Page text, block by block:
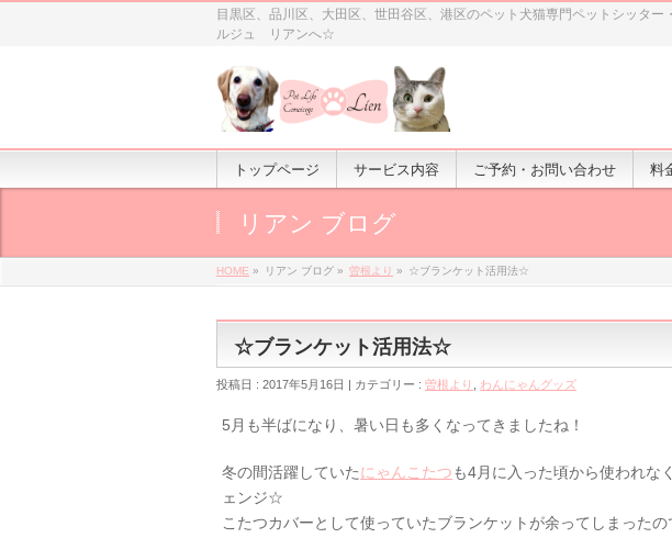
目黒区、品川区、大田区、世田谷区、港区のペット犬猫専門ペットシッタ
ルジュ リアンへ☆
トップページ サービス内容 ご予約・お問い合わせ 料
リアン ブログ
HOME » リアン ブログ » 曽根より » ☆ブランケット活用法☆
☆ブランケット活用法☆
投稿日 : 2017年5月16日 | カテゴリー : 曽根より わんにゃんグッズ
5月も半ばになり、暑い日も多くなってきましたね！
冬の間活躍していたにゃんこたつも4月に入った頃から使われな
ェンジ☆
こたつカバーとして使っていたブランケットが余ってしまった